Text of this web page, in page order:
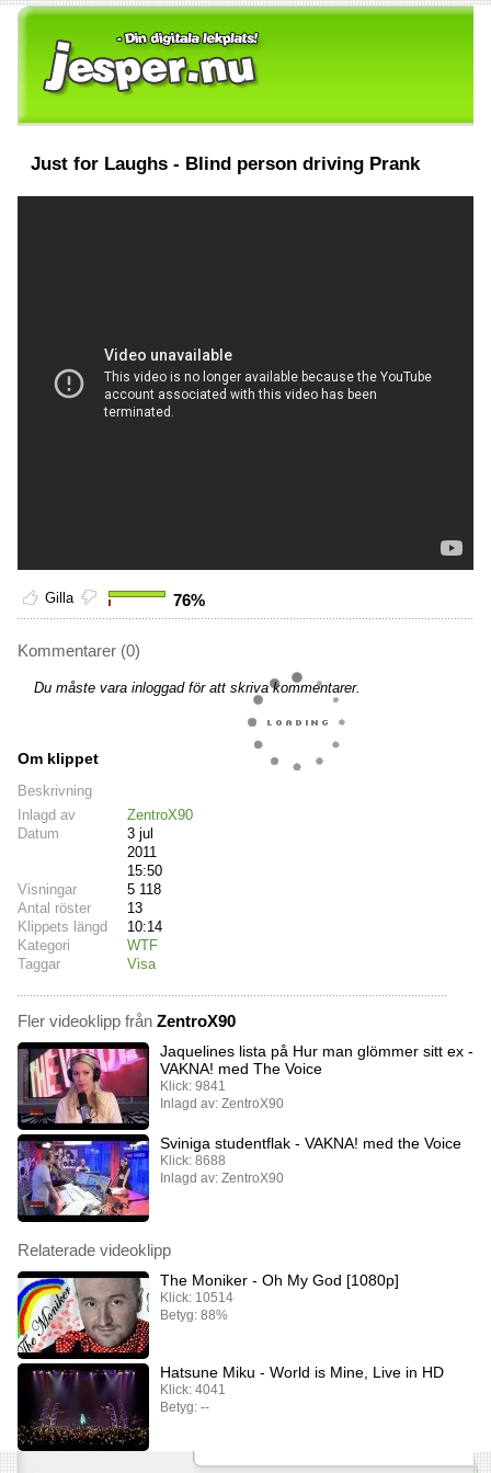
Just for Laughs - Blind person driving Prank
Gilla 76%
Kommentarer (0)
Du måste vara inloggad för att skriva kommentarer.
Om klippet
Beskrivning
Inlagd av
ZentroX90
Datum
3 jul
2011
15:50
Visningar
5 118
Antal röster
13
Klippets längd
10:14
Kategori
WTF
Taggar
Visa
Fler videoklipp från ZentroX90
Jaquelines lista på Hur man glömmer sitt ex -
VAKNA! med The Voice
Klick: 9841
Inlagd av: ZentroX90
Sviniga studentflak - VAKNA! med the Voice
Klick: 8688
Inlagd av: ZentroX90
Relaterade videoklipp
The Moniker - Oh My God [1080p]
Klick: 10514
Betyg: 88%
Hatsune Miku - World is Mine, Live in HD
Klick: 4041
Betyg: --